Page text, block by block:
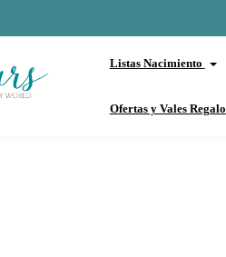
Listas Nacimiento
Ofertas y Vales Regalo